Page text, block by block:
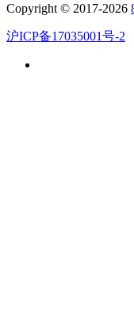
Copyright © 2017-2026
沪ICP备17035001号-2